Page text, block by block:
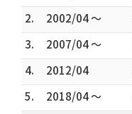
2.
2002/04 ～
3.
2007/04 ～
4.
2012/04
5.
2018/04 ～